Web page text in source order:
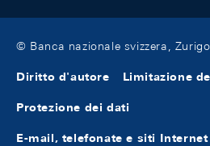
© Banca nazionale svizzera,
Diritto d'autore Limitazione
Protezione dei dati
E-mail, telefonate e siti